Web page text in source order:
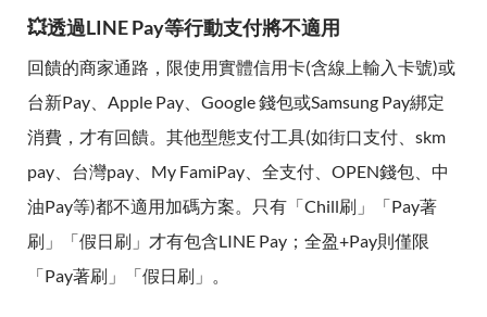
💥透過LINE Pay等行動支付將不適用
回饋的商家通路，限使用實體信用卡(含線上輸入卡號)或
台新Pay、Apple Pay、Google 錢包或Samsung Pay綁定
消費，才有回饋。其他型態支付工具(如街口支付、skm
pay、台灣pay、My FamiPay、全支付、OPEN錢包、中
油Pay等)都不適用加碼方案。只有「Chill刷」「Pay著
刷」「假日刷」才有包含LINE Pay；全盈+Pay則僅限
「Pay著刷」「假日刷」。